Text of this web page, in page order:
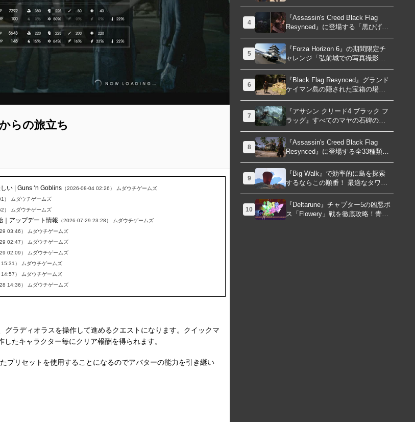
らの旅立ち
い | Guns ‘n Goblins （2026-08-04 02:26） ムダウチゲームズ
） ムダウチゲームズ
） ムダウチゲームズ
｜アップデート情報 （2026-07-29 23:28） ムダウチゲームズ
03:46） ムダウチゲームズ
02:47） ムダウチゲームズ
02:09） ムダウチゲームズ
） ムダウチゲームズ
） ムダウチゲームズ
14:36） ムダウチゲームズ
グラディオラスを操作して進めるクエストになります。クイックマ
たキャラクター毎にクリア報酬を得られます。
プリセットを使用することになるのでアバターの能力を引き継い
「修復可能な宝の地図」全5種を徹
底解説！伝説のアイテムや新衣装
を手に入れるための「地図の断
片」入手方法と修復のコツを紹
4
『Assassin's Creed Black Flag
Resynced』に登場する「黒ひげの
財宝」の場所と入手方法を徹底解
説！隠された財宝を見つけよう！
5
『Forza Horizon 6』の期間限定チ
ャレンジ「弘前城での写真撮影」
攻略ガイド！クラシックスポーツ
カーで日本の名城を駆け巡り、特
別な報酬を手に入れよう！
6
『Black Flag Resynced』グランド
ケイマン島の隠された宝箱の場所
を徹底解説！秘密の「酔っ払いル
ート」でしか到達できないお宝も
明らかに
7
『アサシン クリード4 ブラック フ
ラッグ』すべてのマヤの石碑の場
所と座標が公開！銃弾を弾く特殊
なマヤの衣装を入手して海賊ライ
フを有利に進めよう！
8
『Assassin's Creed Black Flag
Resynced』に登場する全33種類の
衣装が公開！海賊とアサシンのス
タイルを自由にカスタマイズ！
9
『Big Walk』で効率的に島を探索
するならこの順番！ 最適なタワー
攻略順序と各タワーで解放される
機能について解説
10
『Deltarune』チャプター5の凶悪ボ
ス「Flowery」戦を徹底攻略！青い